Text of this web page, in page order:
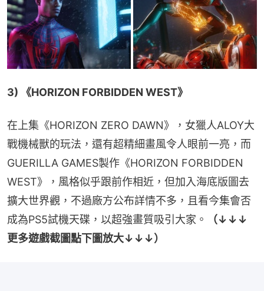
3) 《HORIZON FORBIDDEN WEST》
在上集《HORIZON ZERO DAWN》，女獵人ALOY大
戰機械獸的玩法，還有超精細畫風令人眼前一亮，而
GUERILLA GAMES製作《HORIZON FORBIDDEN
WEST》，風格似乎跟前作相近，但加入海底版圖去
擴大世界觀，不過廠方公布詳情不多，且看今集會否
成為PS5試機天碟，以超強畫質吸引大家。
（↓↓↓
更多遊戲截圖點下圖放大↓↓↓）